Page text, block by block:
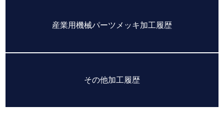
産業用機械パーツメッキ加工履歴
その他加工履歴